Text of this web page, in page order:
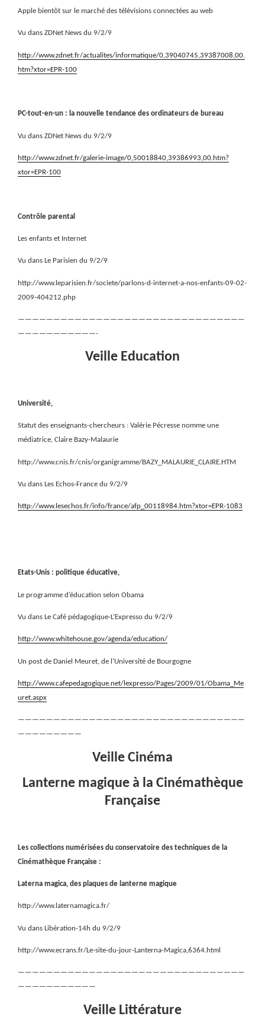
Apple bientôt sur le marché des télévisions connectées au web
Vu dans ZDNet News du 9/2/9
http://www.zdnet.fr/actualites/informatique/0,39040745,39387008,00.
htm?xtor=EPR-100
PC-tout-en-un : la nouvelle tendance des ordinateurs de bureau
Vu dans ZDNet News du 9/2/9
http://www.zdnet.fr/galerie-image/0,50018840,39386993,00.htm?
xtor=EPR-100
Contrôle parental
Les enfants et Internet
Vu dans Le Parisien du 9/2/9
http://www.leparisien.fr/societe/parlons-d-internet-a-nos-enfants-09-02-
2009-404212.php
————————————————————————————————
———————————-
Veille Education
Université,
Statut des enseignants-chercheurs : Valérie Pécresse nomme une
médiatrice, Claire Bazy-Malaurie
http://www.cnis.fr/cnis/organigramme/BAZY_MALAURIE_CLAIRE.HTM
Vu dans Les Echos-France du 9/2/9
http://www.lesechos.fr/info/france/afp_00118984.htm?xtor=EPR-1083
Etats-Unis : politique éducative,
Le programme d’éducation selon Obama
Vu dans Le Café pédagogique-L’Expresso du 9/2/9
http://www.whitehouse.gov/agenda/education/
Un post de Daniel Meuret, de l’Université de Bourgogne
http://www.cafepedagogique.net/lexpresso/Pages/2009/01/Obama_Me
uret.aspx
————————————————————————————————
—————————
Veille Cinéma
Lanterne magique à la Cinémathèque
Française
Les collections numérisées du conservatoire des techniques de la
Cinémathèque Française :
Laterna magica, des plaques de lanterne magique
http://www.laternamagica.fr/
Vu dans Libération-14h du 9/2/9
http://www.ecrans.fr/Le-site-du-jour-Lanterna-Magica,6364.html
————————————————————————————————
———————————
Veille Littérature